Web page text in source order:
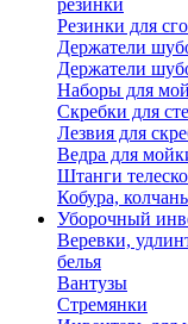
резинки
Резинки для
Держатели
Держатели
Наборы для
Скребки для
Лезвия для
Ведра для
Штанги
Кобура,
Уборочный
Веревки,
белья
Вантузы
Стремянки